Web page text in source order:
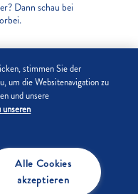
Dann schau bei
stimmen Sie der
um die Websitenavigation zu
und unsere
unseren
Alle Cookies
akzeptieren